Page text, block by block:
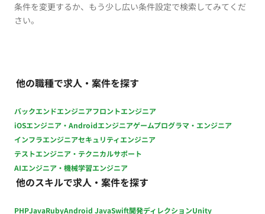
条件を変更するか、もう少し広い条件設定で検索してみてくだ
さい。
他の職種で求人・案件を探す
バックエンドエンジニアフロントエンジニア
iOSエンジニア・Androidエンジニアゲームプログラマ・エンジニア
インフラエンジニアセキュリティエンジニア
テストエンジニア・テクニカルサポート
AIエンジニア・機械学習エンジニア
他のスキルで求人・案件を探す
PHPJavaRubyAndroid JavaSwift開発ディレクションUnity